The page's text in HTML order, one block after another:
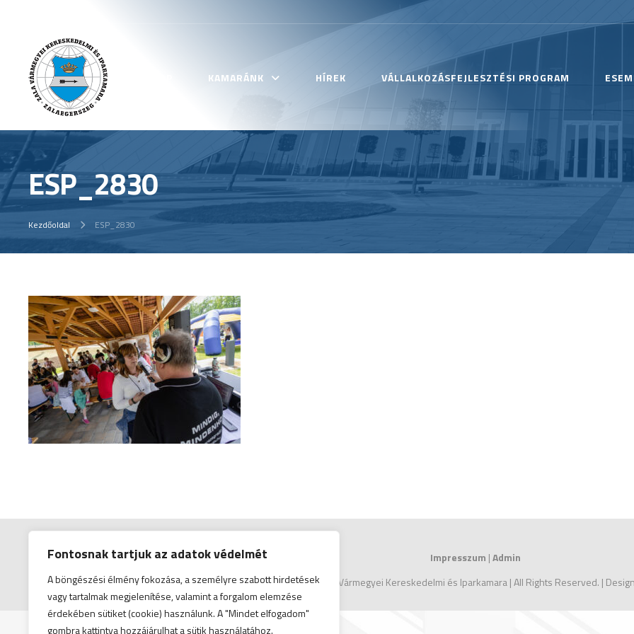
Fontosnak tartjuk az adatok védelmét
A böngészési élmény fokozása, a személyre szabott hirdetések
vagy tartalmak megjelenítése, valamint a forgalom elemzése
érdekében sütiket (cookie) használunk. A "Mindet elfogadom"
gombra kattintva hozzájárulhat a sütik használatához.
KAMARÁNK HÍREK VÁLLALKOZÁSFEJLESZTÉSI PROGRAM
ESP_2830
Kezdőoldal ESP_2830
Impresszum |Admin
© Copyright 2026 Zala Vármegyei Kereskedelmi és Iparkamara | All Rights Reserved. |